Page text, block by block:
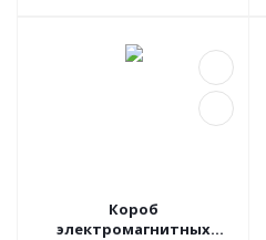
Короб
электромагнитных